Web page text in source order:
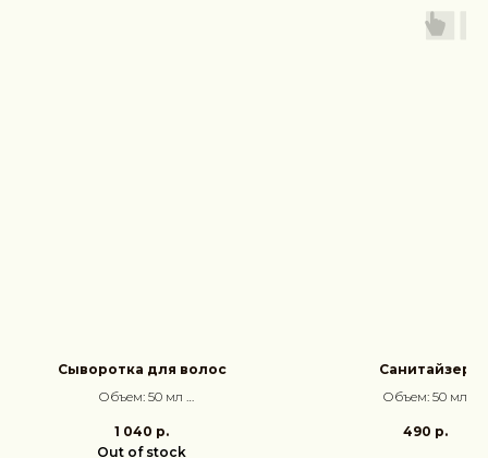
Сыворотка для волос
Объем: 50 мл
Жасмин, Мох
1 040 р.
Out of stock
Санитайзер
Объем: 50 мл
490 р.